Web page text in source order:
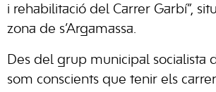
i rehabilitació del Carrer Garbí”,
zona de s’Argamassa.
Des del grup municipal socialista
som conscients que tenir els